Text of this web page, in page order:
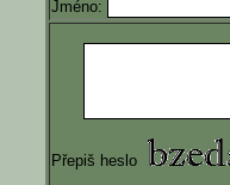
Jméno:
Přepiš heslo